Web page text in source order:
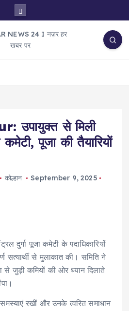
उपायुक्त से मिली
पूजा की तैयारियों
कोल्हान
September 9, 2025
दुर्गा पूजा कमेटी के पदाधिकारियों
सत्यार्थी से मुलाकात की। समिति ने
से जुड़ी कमियों की ओर ध्यान दिलाते
रखीं और उनके त्वरित समाधान